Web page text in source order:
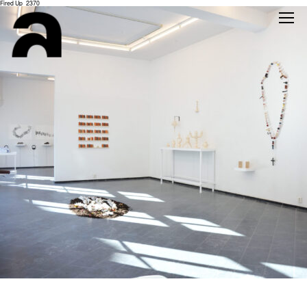
Fired Up_2370